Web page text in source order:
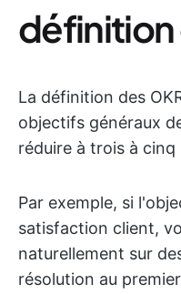
définition
La définition des
objectifs généraux
réduire à trois à cinq
Par exemple, si
satisfaction client,
naturellement sur
résolution au